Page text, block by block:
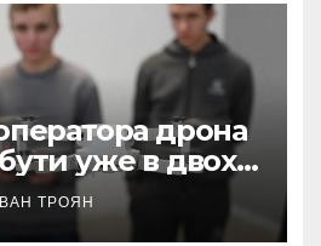
дрона
уже в двох
ІВАН ТРОЯН